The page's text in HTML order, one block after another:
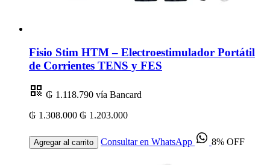
Fisio Stim HTM – Electroestimulador Portátil
de Corrientes TENS y FES
₲ 1.118.790 vía Bancard
₲ 1.308.000 ₲ 1.203.000
Agregar al carrito Consultar en WhatsApp 8% OFF